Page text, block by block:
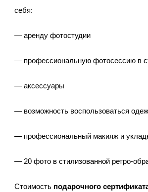
себя:
— аренду фотостудии
— профессиональную фотосессию в
— аксессуары
— возможность воспользоваться
— профессиональный макияж и
— 20 фото в стилизованной ретро-
Стоимость подарочного